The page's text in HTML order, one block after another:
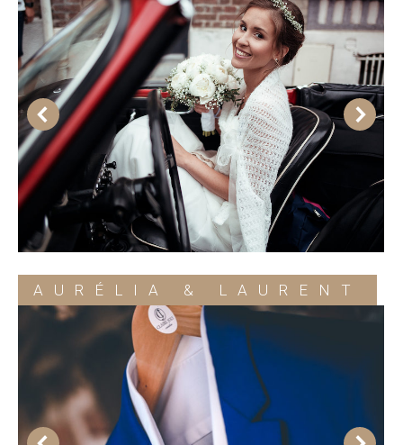
AURÉLIA & LAURENT